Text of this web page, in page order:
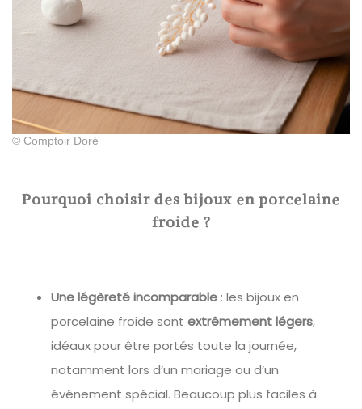
Pourquoi choisir des bijoux en porcelaine
froide ?
Une légèreté incomparable : les bijoux en
porcelaine froide sont extrêmement légers,
idéaux pour être portés toute la journée,
notamment lors d’un mariage ou d’un
événement spécial. Beaucoup plus faciles à
© Comptoir Doré